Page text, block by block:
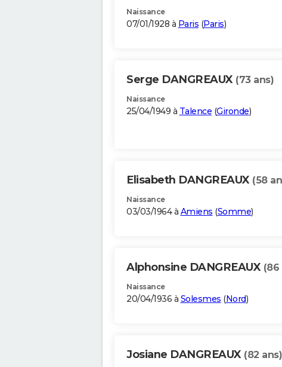
Naissance
07/01/1928 à Paris (Paris)
Serge DANGREAUX (73 ans)
Naissance
25/04/1949 à Talence (Gironde)
Elisabeth DANGREAUX (58
Naissance
03/03/1964 à Amiens (Somme)
Alphonsine DANGREAUX (86
Naissance
20/04/1936 à Solesmes (Nord)
Josiane DANGREAUX (82 ans)